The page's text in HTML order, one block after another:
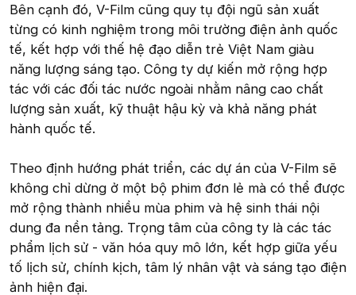
Bên cạnh đó, V-Film cũng quy tụ đội ngũ sản xuất
từng có kinh nghiệm trong môi trường điện ảnh quốc
tế, kết hợp với thế hệ đạo diễn trẻ Việt Nam giàu
năng lượng sáng tạo. Công ty dự kiến mở rộng hợp
tác với các đối tác nước ngoài nhằm nâng cao chất
lượng sản xuất, kỹ thuật hậu kỳ và khả năng phát
hành quốc tế.
Theo định hướng phát triển, các dự án của V-Film sẽ
không chỉ dừng ở một bộ phim đơn lẻ mà có thể được
mở rộng thành nhiều mùa phim và hệ sinh thái nội
dung đa nền tảng. Trọng tâm của công ty là các tác
phẩm lịch sử - văn hóa quy mô lớn, kết hợp giữa yếu
tố lịch sử, chính kịch, tâm lý nhân vật và sáng tạo điện
ảnh hiện đại.